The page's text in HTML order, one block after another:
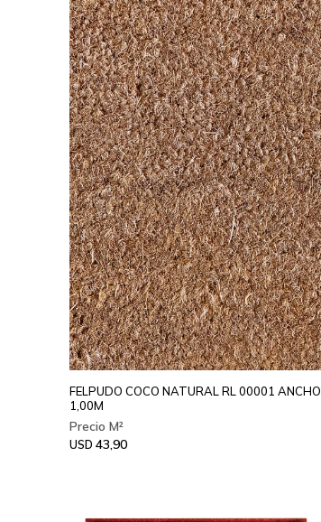
FELPUDO COCO NATURAL RL 00001 ANCHO
1,00M
USD 43,90